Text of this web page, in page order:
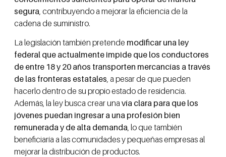
segura , contribuyendo a mejorar la eficiencia de la
cadena de suministro.
La legislación también pretende modificar una ley
federal que actualmente impide que los conductores
de entre 18 y 20 años transporten mercancías a través
de las fronteras estatales, a pesar de que pueden
hacerlo dentro de su propio estado de residencia.
Además, la ley busca crear una vía clara para que los
jóvenes puedan ingresar a una profesión bien
remunerada y de alta demanda, lo que también
beneficiaría a las comunidades y pequeñas empresas al
mejorar la distribución de productos.